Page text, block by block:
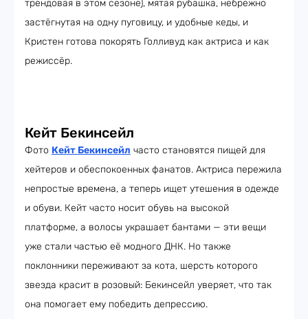
трендовая в этом сезоне), мятая рубашка, небрежно
застёгнутая на одну пуговицу, и удобные кеды, и
Кристен готова покорять Голливуд как актриса и как
режиссёр.
Кейт Бекинсейл
Фото Кейт Бекинсейл часто становятся пищей для
хейтеров и обеспокоенных фанатов. Актриса пережила
непростые времена, а теперь ищет утешения в одежде
и обуви. Кейт часто носит обувь на высокой
платформе, а волосы украшает бантами — эти вещи
уже стали частью её модного ДНК. Но также
поклонники переживают за кота, шерсть которого
звезда красит в розовый: Бекинсейл уверяет, что так
она помогает ему победить депрессию.